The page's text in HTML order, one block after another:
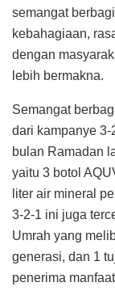
semangat
kebahagiaan,
dengan
lebih bermakna.
Semangat
dari kampanye 3-
bulan Ramadan
yaitu 3 botol
liter air mineral
3-2-1 ini juga
Umrah yang
generasi, dan 1
penerima